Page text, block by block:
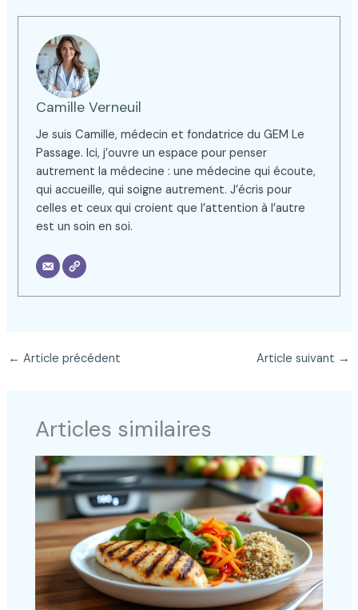
Camille Verneuil
Je suis Camille, médecin et fondatrice du GEM Le
Passage. Ici, j’ouvre un espace pour penser
autrement la médecine : une médecine qui écoute,
qui accueille, qui soigne autrement. J’écris pour
celles et ceux qui croient que l’attention à l’autre
est un soin en soi.
← Article précédent Article suivant →
Articles similaires